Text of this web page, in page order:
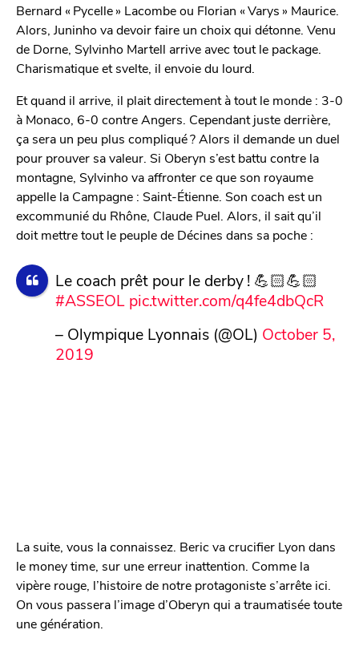
Bernard « Pycelle » Lacombe ou Florian « Varys » Maurice.
Alors, Juninho va devoir faire un choix qui détonne. Venu
de Dorne, Sylvinho Martell arrive avec tout le package.
Charismatique et svelte, il envoie du lourd.
Et quand il arrive, il plait directement à tout le monde : 3-0
à Monaco, 6-0 contre Angers. Cependant juste derrière,
ça sera un peu plus compliqué ? Alors il demande un duel
pour prouver sa valeur. Si Oberyn s’est battu contre la
montagne, Sylvinho va affronter ce que son royaume
appelle la Campagne : Saint-Étienne. Son coach est un
excommunié du Rhône, Claude Puel. Alors, il sait qu’il
doit mettre tout le peuple de Décines dans sa poche :
Le coach prêt pour le derby ! 💪🏻💪🏻
#ASSEOL pic.twitter.com/q4fe4dbQcR
– Olympique Lyonnais (@OL) October 5,
2019
La suite, vous la connaissez. Beric va crucifier Lyon dans
le money time, sur une erreur inattention. Comme la
vipère rouge, l’histoire de notre protagoniste s’arrête ici.
On vous passera l’image d’Oberyn qui a traumatisée toute
une génération.